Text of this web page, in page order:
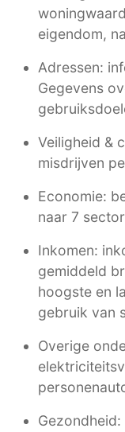
eigendom,
Adressen:
Gegevens
Veiligheid &
misdrijven
Economie:
naar 7
Inkomen:
gemiddeld
hoogste en
gebruik van
Overige